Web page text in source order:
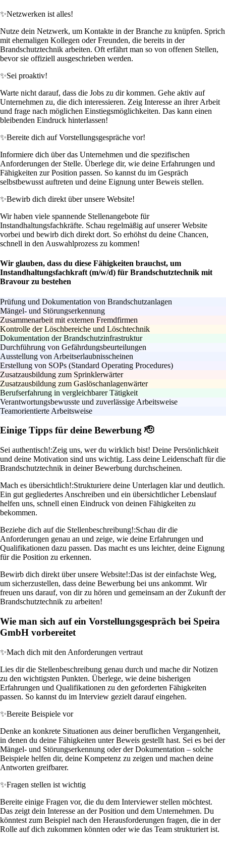
✨Netzwerken ist alles!
Nutze dein Netzwerk, um Kontakte in der Branche zu knüpfen. Sprich
mit ehemaligen Kollegen oder Freunden, die bereits in der
Brandschutztechnik arbeiten. Oft erfährt man so von offenen Stellen,
bevor sie offiziell ausgeschrieben werden.
✨Sei proaktiv!
Warte nicht darauf, dass die Jobs zu dir kommen. Gehe aktiv auf
Unternehmen zu, die dich interessieren. Zeig Interesse an ihrer Arbeit
und frage nach möglichen Einstiegsmöglichkeiten. Das kann einen
bleibenden Eindruck hinterlassen!
✨Bereite dich auf Vorstellungsgespräche vor!
Informiere dich über das Unternehmen und die spezifischen
Anforderungen der Stelle. Überlege dir, wie deine Erfahrungen und
Fähigkeiten zur Position passen. So kannst du im Gespräch
selbstbewusst auftreten und deine Eignung unter Beweis stellen.
✨Bewirb dich direkt über unsere Website!
Wir haben viele spannende Stellenangebote für
Instandhaltungsfachkräfte. Schau regelmäßig auf unserer Website
vorbei und bewirb dich direkt dort. So erhöhst du deine Chancen,
schnell in den Auswahlprozess zu kommen!
Wir glauben, dass du diese Fähigkeiten brauchst, um
Instandhaltungsfachkraft (m/w/d) für Brandschutztechnik mit
Bravour zu bestehen
Prüfung und Dokumentation von Brandschutzanlagen
Mängel- und Störungserkennung
Zusammenarbeit mit externen Fremdfirmen
Kontrolle der Löschbereiche und Löschtechnik
Dokumentation der Brandschutzinfrastruktur
Durchführung von Gefährdungsbeurteilungen
Ausstellung von Arbeitserlaubnisscheinen
Erstellung von SOPs (Standard Operating Procedures)
Zusatzausbildung zum Sprinklerwärter
Zusatzausbildung zum Gaslöschanlagenwärter
Berufserfahrung in vergleichbarer Tätigkeit
Verantwortungsbewusste und zuverlässige Arbeitsweise
Teamorientierte Arbeitsweise
Einige Tipps für deine Bewerbung 🫡
Sei authentisch!:Zeig uns, wer du wirklich bist! Deine Persönlichkeit
und deine Motivation sind uns wichtig. Lass deine Leidenschaft für die
Brandschutztechnik in deiner Bewerbung durchscheinen.
Mach es übersichtlich!:Strukturiere deine Unterlagen klar und deutlich.
Ein gut gegliedertes Anschreiben und ein übersichtlicher Lebenslauf
helfen uns, schnell einen Eindruck von deinen Fähigkeiten zu
bekommen.
Beziehe dich auf die Stellenbeschreibung!:Schau dir die
Anforderungen genau an und zeige, wie deine Erfahrungen und
Qualifikationen dazu passen. Das macht es uns leichter, deine Eignung
für die Position zu erkennen.
Bewirb dich direkt über unsere Website!:Das ist der einfachste Weg,
um sicherzustellen, dass deine Bewerbung bei uns ankommt. Wir
freuen uns darauf, von dir zu hören und gemeinsam an der Zukunft der
Brandschutztechnik zu arbeiten!
Wie man sich auf ein Vorstellungsgespräch bei Speira
GmbH vorbereitet
✨Mach dich mit den Anforderungen vertraut
Lies dir die Stellenbeschreibung genau durch und mache dir Notizen
zu den wichtigsten Punkten. Überlege, wie deine bisherigen
Erfahrungen und Qualifikationen zu den geforderten Fähigkeiten
passen. So kannst du im Interview gezielt darauf eingehen.
✨Bereite Beispiele vor
Denke an konkrete Situationen aus deiner beruflichen Vergangenheit,
in denen du deine Fähigkeiten unter Beweis gestellt hast. Sei es bei der
Mängel- und Störungserkennung oder der Dokumentation – solche
Beispiele helfen dir, deine Kompetenz zu zeigen und machen deine
Antworten greifbarer.
✨Fragen stellen ist wichtig
Bereite einige Fragen vor, die du dem Interviewer stellen möchtest.
Das zeigt dein Interesse an der Position und dem Unternehmen. Du
könntest zum Beispiel nach den Herausforderungen fragen, die in der
Rolle auf dich zukommen könnten oder wie das Team strukturiert ist.